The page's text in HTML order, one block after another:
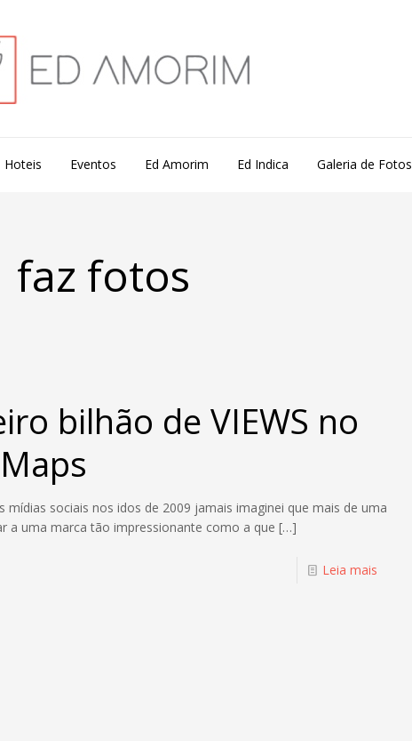
Hoteis Eventos Ed Amorim Ed Indica Galeria de Fotos
faz fotos
bilhão de VIEWS no
mídias sociais nos idos de 2009 jamais imaginei que mais de uma
a uma marca tão impressionante como a que […]
Leia mais